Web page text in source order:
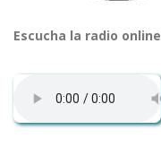
Escucha la radio online